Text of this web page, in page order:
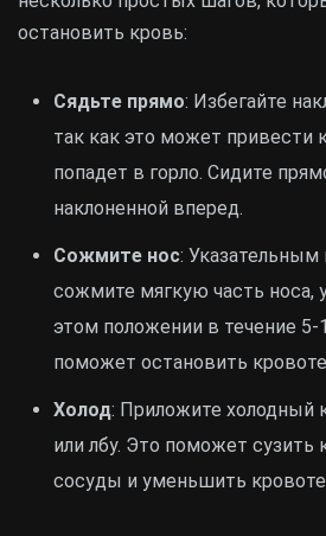
остановить кровь:
Сядьте прямо: Избегайте
так как это может привести
попадет в горло. Сидите
наклоненной вперед.
Сожмите нос:
сожмите мягкую часть носа,
этом положении в течение 5-
поможет остановить
Холод: Приложите холодный
или лбу. Это поможет сузить
сосуды и уменьшить